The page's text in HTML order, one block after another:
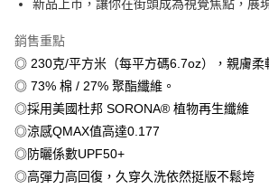
聯邦商業銀行
元大商業銀行
永豐商業
台新國際商業銀行
台灣樂天信用卡公司
國泰世華商業銀行
兆豐國際
匯豐（台灣）商業銀行
聯邦商業銀行
遠東國際
元大商業銀行
玉山商業銀行
星展（台
台灣樂天信用卡公司
上海商業儲蓄銀行
台北富邦
國泰世華商業銀行
臺灣中小企業銀行
匯豐（台灣）商業銀行
華泰商業
聯邦商業銀行
元大商業銀行
永豐商業
玉山商業銀行
台新國際商業銀行
LINE Pay
Apple Pay
街口支付
悠遊付
Google Pay
全盈+PAY
新品上市，讓你在街頭成為視覺焦點，展
銷售重點
◎ 230克/平方米（每平方碼6.7oz），親膚柔
◎ 73% 棉 / 27% 聚酯纖維。
◎採用美國杜邦 SORONA® 植物再生纖維
◎涼感QMAX值高達0.177
◎防曬係數UPF50+
◎高彈力高回復，久穿久洗依然挺版不鬆垮